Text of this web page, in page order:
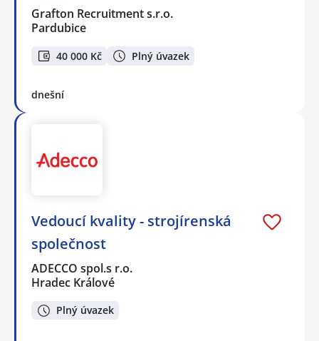
Grafton Recruitment s.r.o.
Pardubice
40 000 Kč Plný úvazek
dnešní
Vedoucí kvality - strojírenská
společnost
ADECCO spol.s r.o.
Hradec Králové
Plný úvazek